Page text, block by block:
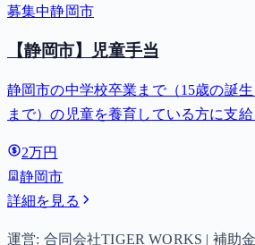
募集中静岡市
【静岡市】児童手当
静岡市の中学校卒業まで（15歳の誕
まで）の児童を養育している方に支
子以降は15,000円）、中学生は月額
2万円
静岡市
詳細を見る
運営: 合同会社TIGER WORKS | 補助